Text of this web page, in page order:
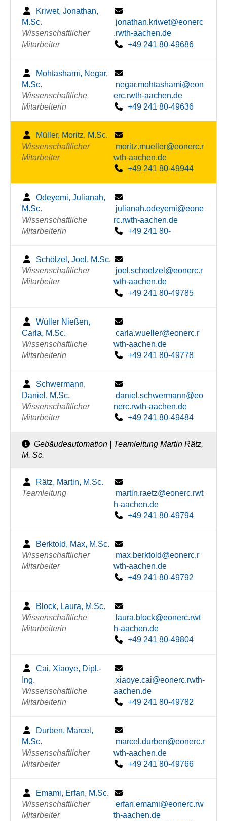
Kriwet, Jonathan,
M.Sc.
Wissenschaftlicher
Mitarbeiter
jonathan.kriwet@eonerc
.rwth-aachen.de
+49 241 80-49686
Mohtashami, Negar,
M.Sc.
Wissenschaftliche
Mitarbeiterin
negar.mohtashami@eon
erc.rwth-aachen.de
+49 241 80-49636
Müller, Moritz, M.Sc.
Wissenschaftlicher
Mitarbeiter
moritz.mueller@eonerc.r
wth-aachen.de
+49 241 80-49944
Odeyemi, Julianah,
M.Sc.
Wissenschaftliche
Mitarbeiterin
julianah.odeyemi@eone
rc.rwth-aachen.de
+49 241 80-
Schölzel, Joel, M.Sc.
Wissenschaftlicher
Mitarbeiter
joel.schoelzel@eonerc.r
wth-aachen.de
+49 241 80-49785
Wüller Nießen,
Carla, M.Sc.
Wissenschaftliche
Mitarbeiterin
carla.wueller@eonerc.r
wth-aachen.de
+49 241 80-49778
Schwermann,
Daniel, M.Sc.
Wissenschaftlicher
Mitarbeiter
daniel.schwermann@eo
nerc.rwth-aachen.de
+49 241 80-49484
Gebäudeautomation | Teamleitung Martin Rätz,
M. Sc.
Rätz, Martin, M.Sc.
Teamleitung
martin.raetz@eonerc.rwt
h-aachen.de
+49 241 80-49794
Berktold, Max, M.Sc.
Wissenschaftlicher
Mitarbeiter
max.berktold@eonerc.r
wth-aachen.de
+49 241 80-49792
Block, Laura, M.Sc.
Wissenschaftliche
Mitarbeiterin
laura.block@eonerc.rwt
h-aachen.de
+49 241 80-49804
Cai, Xiaoye, Dipl.-
Ing.
Wissenschaftliche
Mitarbeiterin
xiaoye.cai@eonerc.rwth-
aachen.de
+49 241 80-49782
Durben, Marcel,
M.Sc.
Wissenschaftlicher
Mitarbeiter
marcel.durben@eonerc.r
wth-aachen.de
+49 241 80-49766
Emami, Erfan, M.Sc.
Wissenschaftlicher
Mitarbeiter
erfan.emami@eonerc.rw
th-aachen.de